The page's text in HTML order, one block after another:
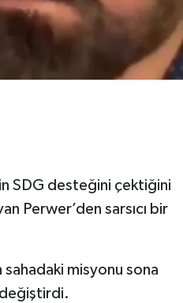
SDG desteğini çektiğini
Perwer’den sarsıcı bir
sahadaki misyonu sona
değiştirdi.